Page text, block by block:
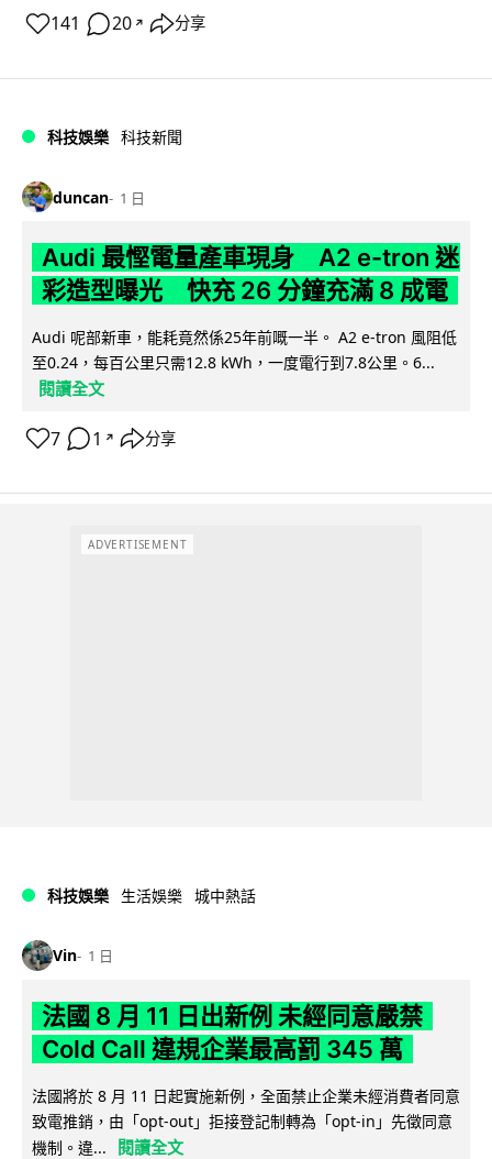
141 20 ↗ 分享
科技娛樂 科技新聞
duncan 1 日
Audi 最慳電量產車現身 A2 e-tron 迷
彩造型曝光 快充 26 分鐘充滿 8 成電
Audi 呢部新車，能耗竟然係25年前嘅一半。 A2 e-tron 風阻低
至0.24，每百公里只需12.8 kWh，一度電行到7.8公里。6...
閱讀全文
7 1 ↗ 分享
ADVERTISEMENT
科技娛樂 生活娛樂 城中熱話
Vin 1 日
法國 8 月 11 日出新例 未經同意嚴禁
Cold Call 違規企業最高罰 345 萬
法國將於 8 月 11 日起實施新例，全面禁止企業未經消費者同意
致電推銷，由「opt-out」拒接登記制轉為「opt-in」先徵同意
機制。違...
閱讀全文